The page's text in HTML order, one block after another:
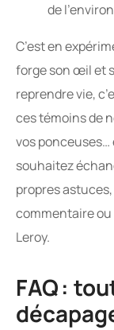
de
C’est en
forge son œil et
reprendre vie,
ces témoins de
vos ponceuses…
souhaitez
propres
commentaire ou
Leroy.
FAQ :